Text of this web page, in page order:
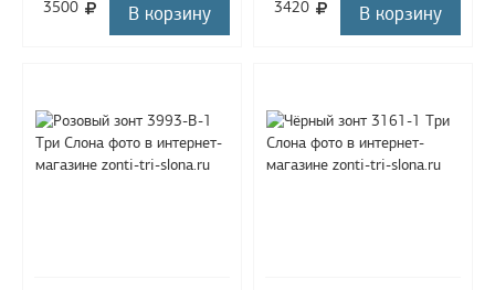
3500 В корзину 3420 В корзину